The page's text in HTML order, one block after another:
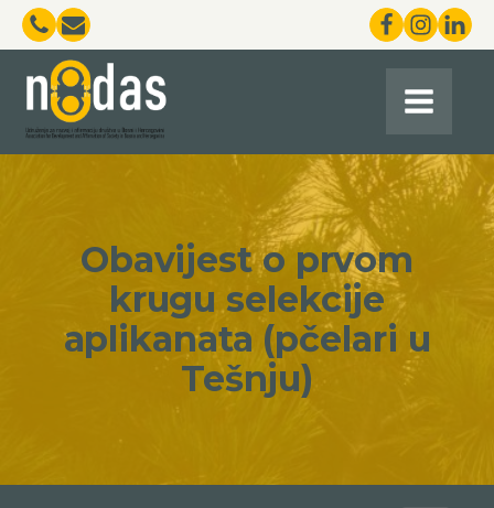
Obavijest o prvom
krugu selekcije
aplikanata (pčelari u
Tešnju)